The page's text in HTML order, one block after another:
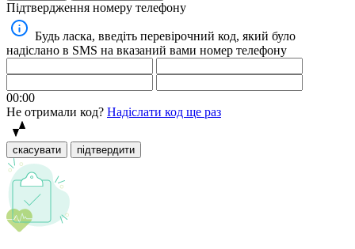
Підтвердження номеру телефону
Будь ласка, введіть перевірочний код, який було
надіслано в SMS на вказаний вами номер телефону
00:00
Не отримали код? Надіслати код ще раз
скасувати підтвердити